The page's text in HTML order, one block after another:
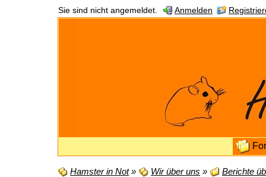
Sie sind nicht angemeldet. Anmelden
Hamster in Not» Wir über uns » Berichte